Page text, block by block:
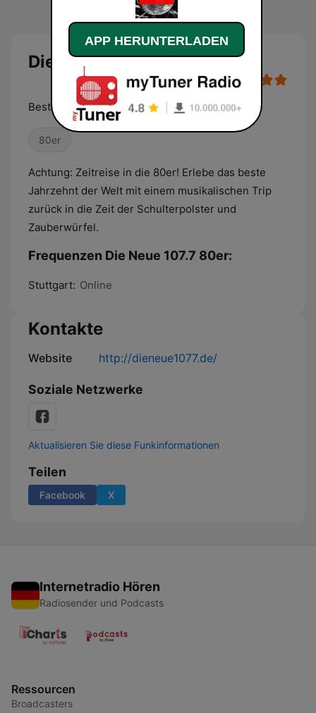
Die Neue 107.7 80er Live
Bester rock und pop
80er
Achtung: Zeitreise in die 80er! Erlebe das beste
Jahrzehnt der Welt mit einem musikalischen Trip
zurück in die Zeit der Schulterpolster und
Zauberwürfel.
Frequenzen Die Neue 107.7 80er:
Stuttgart: Online
Kontakte
Website http://dieneue1077.de/
Soziale Netzwerke
Aktualisieren Sie diese Funkinformationen
Teilen
Facebook X
Internetradio Hören
Radiosender und Podcasts
Ressourcen
Broadcasters
APP HERUNTERLADEN